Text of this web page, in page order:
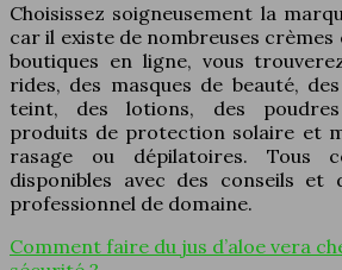
Choisissez soigneusement la
car il existe de nombreuses
boutiques en ligne, vous
rides, des masques de beauté,
teint, des lotions, des
produits de protection solaire et
rasage ou dépilatoires. Tous
disponibles avec des conseils et
professionnel de domaine.
Comment faire du jus d’aloe vera